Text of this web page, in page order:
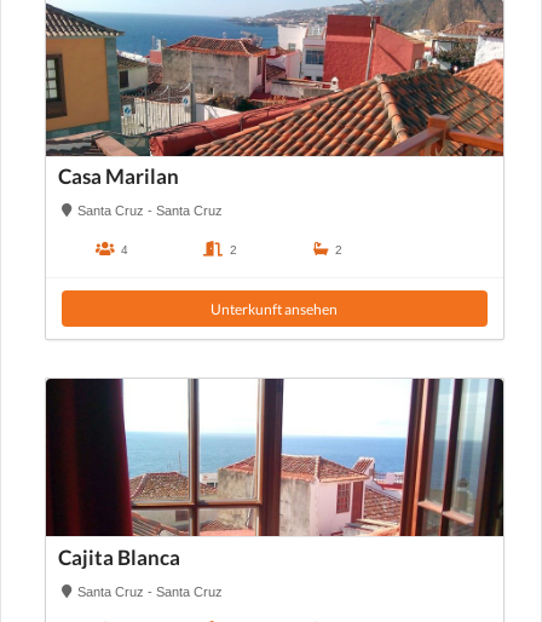
Casa Marilan
Santa Cruz - Santa Cruz
4 2 2
Unterkunft ansehen
Cajita Blanca
Santa Cruz - Santa Cruz